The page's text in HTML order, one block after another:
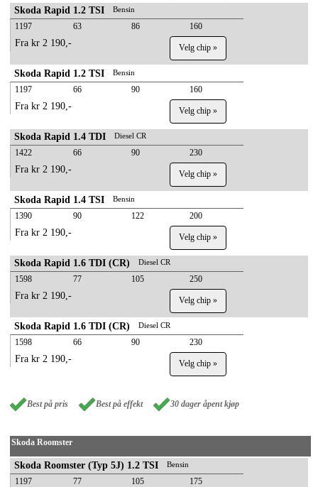
Skoda Rapid 1.2 TSI Bensin
1197 63 86 160
Fra kr 2 190,- Velg chip »
Skoda Rapid 1.2 TSI Bensin
1197 66 90 160
Fra kr 2 190,- Velg chip »
Skoda Rapid 1.4 TDI Diesel CR
1422 66 90 230
Fra kr 2 190,- Velg chip »
Skoda Rapid 1.4 TSI Bensin
1390 90 122 200
Fra kr 2 190,- Velg chip »
Skoda Rapid 1.6 TDI (CR) Diesel CR
1598 77 105 250
Fra kr 2 190,- Velg chip »
Skoda Rapid 1.6 TDI (CR) Diesel CR
1598 66 90 230
Fra kr 2 190,- Velg chip »
Best på pris Best på effekt 30 dager åpent kjøp
Skoda Roomster
Skoda Roomster (Typ 5J) 1.2 TSI Bensin
1197 77 105 175